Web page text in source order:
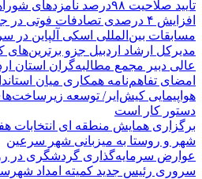
تایید صلاحیت ۹۸درصد نامزدهای شوراهای روستای اردبیل
افزایش ۴ درصدی تصادفات فوتی در جاده‌های اردبیل
مسابقات بین‌المللی اسکی آلپاین در
مدیرکل ارشاد اردبیل جزو
عالی دبیر مجمع مطالبه‌گران استان
امضای تفاهم‌نامه همکاری میان
هواپیمایی کیش‌ایر/ توسعه
دستور کار است
برگزاری همایش منطقه ای انتخابات
شهر و روستا به میزبانی شهر سرعین
عوارض سرمایه‌گذاری گردشگری در
سروری رئیس جدید کمیته امداد